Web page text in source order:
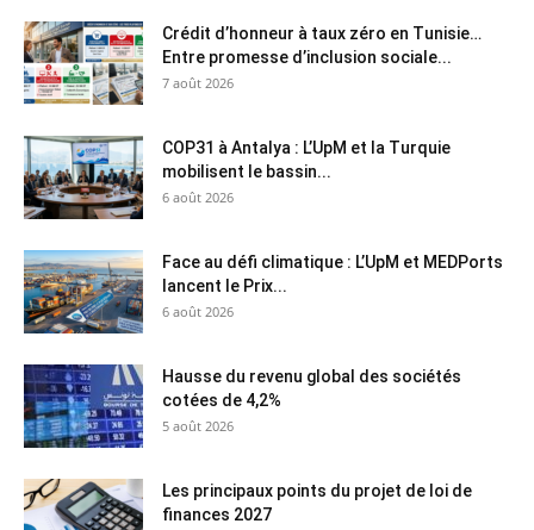
Crédit d’honneur à taux zéro en Tunisie…
Entre promesse d’inclusion sociale...
7 août 2026
COP31 à Antalya : L’UpM et la Turquie
mobilisent le bassin...
6 août 2026
Face au défi climatique : L’UpM et MEDPorts
lancent le Prix...
6 août 2026
Hausse du revenu global des sociétés
cotées de 4,2%
5 août 2026
Les principaux points du projet de loi de
finances 2027